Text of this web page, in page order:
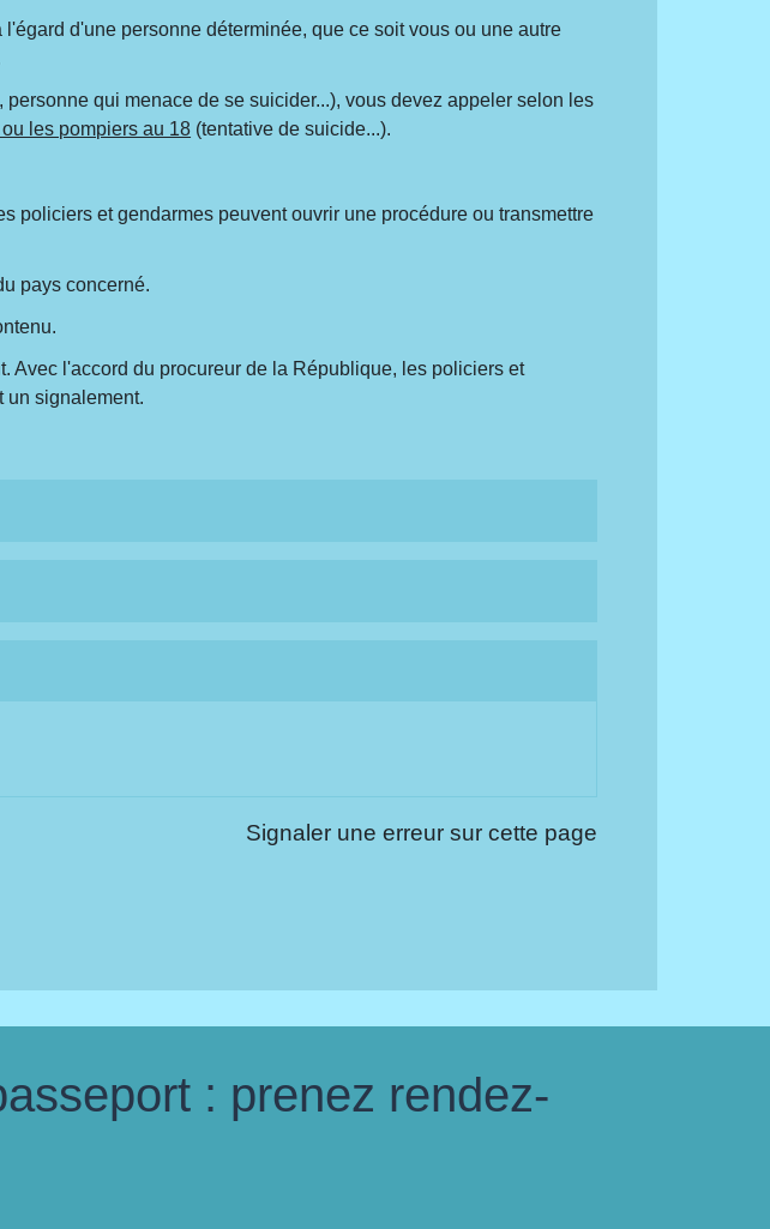
l'égard d'une personne déterminée, que ce soit vous ou une autre
qui menace de se suicider...), vous devez appeler selon les
les pompiers au 18 (tentative de suicide...).
policiers et gendarmes peuvent ouvrir une procédure ou transmettre
pays concerné.
Avec l'accord du procureur de la République, les policiers et
un signalement.
Signaler une erreur sur cette page
: prenez rendez-